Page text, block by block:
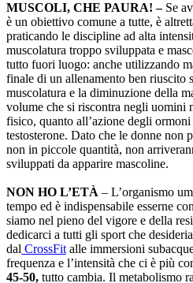
MUSCOLI, CHE PAURA! –Se
è un obiettivo comune a tutte, è
praticando le discipline ad alta
muscolatura troppo sviluppata e
tutto fuori luogo: anche utilizzando
finale di un allenamento ben riuscito
muscolatura e la diminuzione della
volume che si riscontra negli uomini
fisico, quanto all’azione degli
testosterone. Dato che le donne non
non in piccole quantità, non
sviluppati da apparire mascoline.
NON HO L’ETÀ – L’organismo
tempo ed è indispensabile esserne
siamo nel pieno del vigore e della
dedicarci a tutti gli sport che
dal CrossFit alle immersioni
frequenza e l’intensità che ci è più
45-50, tutto cambia. Il metabolismo